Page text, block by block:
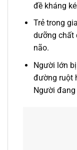
đề kháng
Trẻ trong
dưỡng chất
não.
Người lớn
đường ruột
Người